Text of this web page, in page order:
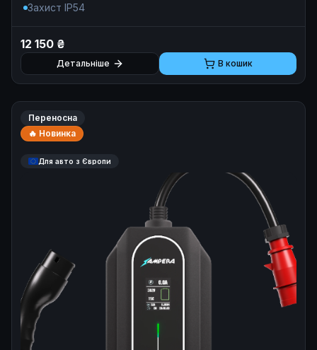
Захист IP54
12 150 ₴
Детальніше В кошик
Переносна
🔥 Новинка
Для авто з Європи